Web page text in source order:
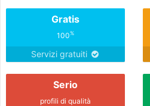
Gratis
100%
Servizi gratuiti
Serio
profili di qualità